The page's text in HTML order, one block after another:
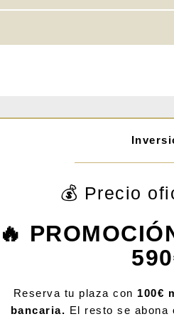
💰 Precio
🔥
Reserva tu plaza con 100€
bancaria. El resto se abona